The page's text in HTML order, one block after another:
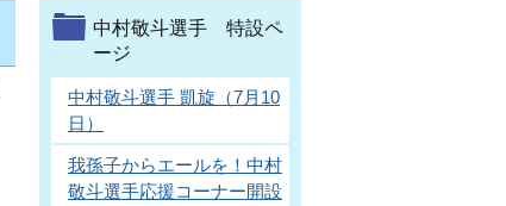
中村敬斗選手 特設ペ
ージ
中村敬斗選手 凱旋（7月10
日）
我孫子からエールを！中村
敬斗選手応援コーナー開設